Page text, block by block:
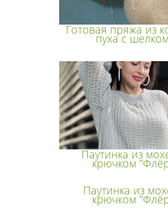
Готовая пряжа из
пуха с
Паутинка из
крючком
Паутинка из
крючком